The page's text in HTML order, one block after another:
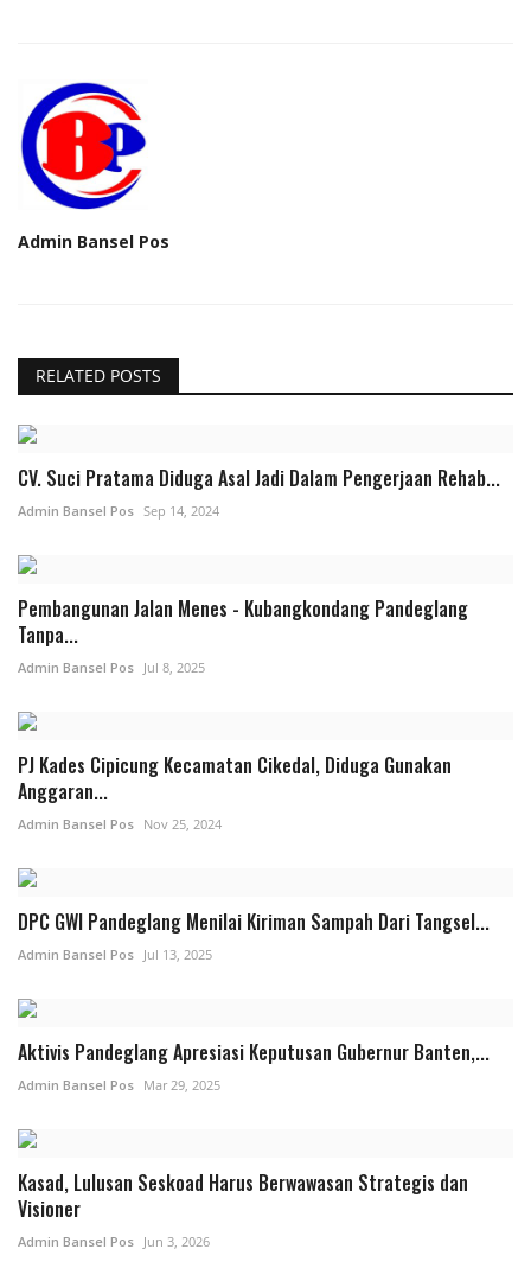
Admin Bansel Pos
RELATED POSTS
CV. Suci Pratama Diduga Asal Jadi Dalam Pengerjaan Rehab...
Admin Bansel Pos Sep 14, 2024
Pembangunan Jalan Menes - Kubangkondang Pandeglang
Tanpa...
Admin Bansel Pos Jul 8, 2025
PJ Kades Cipicung Kecamatan Cikedal, Diduga Gunakan
Anggaran...
Admin Bansel Pos Nov 25, 2024
DPC GWI Pandeglang Menilai Kiriman Sampah Dari Tangsel...
Admin Bansel Pos Jul 13, 2025
Aktivis Pandeglang Apresiasi Keputusan Gubernur Banten,...
Admin Bansel Pos Mar 29, 2025
Kasad, Lulusan Seskoad Harus Berwawasan Strategis dan
Visioner
Admin Bansel Pos Jun 3, 2026